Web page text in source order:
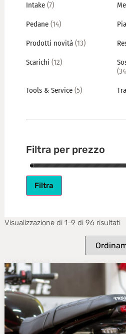
Intake (7)
Pedane (14)
Prodotti novità (13)
Scarichi (12)
Tools & Service (5)
Filtra per prezzo
Filtra
Visualizzazione di 1-9 di 96 risultati